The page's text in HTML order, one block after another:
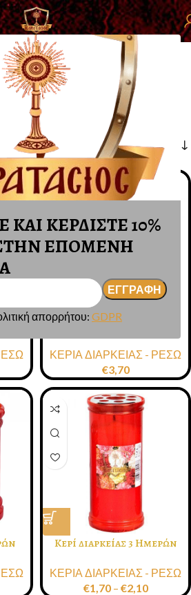
ΚΑΙ ΚΕΡΔΙΣΤΕ 10%
ΕΠΟΜΕΝΗ
απορρήτου: GDPR
- ΡΕΣΩ
6
Κερί Αφιέρωσης Φυτικό 9
Ημερών Λευκό/Koκκινο
ΚΕΡΙΑ ΔΙΑΡΚΕΙΑΣ - ΡΕΣΩ
€3,70
Κερί διαρκείας 3 Ημερών
ΚΕΡΙΑ ΔΙΑΡΚΕΙΑΣ - ΡΕΣΩ
€1,70 – €2,10